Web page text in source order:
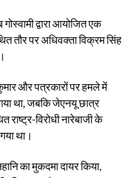
द्वारा आयोजित एक
तौर पर अधिवक्ता विक्रम सिंह
और पत्रकारों पर हमले में
था, जबकि जेएनयू छात्र
राष्ट्र-विरोधी नारेबाजी के
था।
का मुकदमा दायर किया,